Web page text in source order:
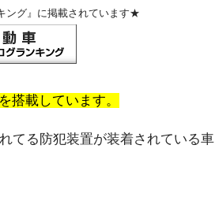
ング』に掲載されています★
搭載しています。
てる防犯装置が装着されている車